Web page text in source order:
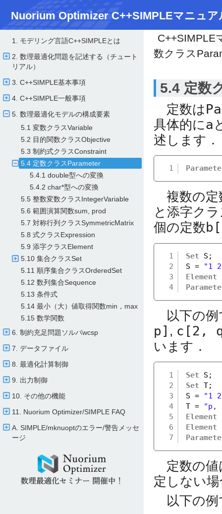
Nuorium Optimizer C++SIMPLEマニュア
1. モデリング言語C++SIMPLEとは
2. 数理最適化問題を記述する（チュート
リアル）
3. C++SIMPLE基本事項
4. C++SIMPLE一般事項
5. 数理最適化モデルの構成要素
5.1 変数クラスVariable
5.2 目的関数クラスObjective
5.3 制約式クラスConstraint
5.4 定数クラスParameter
5.4.1 double型への変換
5.4.2 char*型への変換
5.5 整数変数クラスIntegerVariable
5.6 範囲演算関数sum, prod
5.7 対称行列クラスSymmetricMatrix
5.8 式クラスExpression
5.9 添字クラスElement
5.10 集合クラスSet
5.11 順序集合クラスOrderedSet
5.12 数列集合Sequence
5.13 条件式
5.14 最小（大）値取得関数min，max
5.15 数学関数
6. 制約充足問題ソルバwcsp
7. データファイル
8. 最適化計算制御
9. 出力制御
10. その他の機能
11. Nuorium Optimizer/​SIMPLE FAQ
A. SIMPLE/​mknuoptのエラー/​警告メッセ
ージ
C++SIMPLE
数クラス
5.4 定数
定数は
具体的にa
述します．
1
複数の定
と添字ク
個の定数
1
2
3
4
Set
S;
S =
"1
Element
以下の例
p] , c[2,
います．
1
2
3
4
5
6
7
Set
S;
Set T;
S =
"1
T =
"p,
Element
Element
定数の値
定しない
以下の例